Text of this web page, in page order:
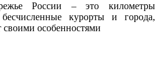
России – это километры
курорты и города,
особенностями